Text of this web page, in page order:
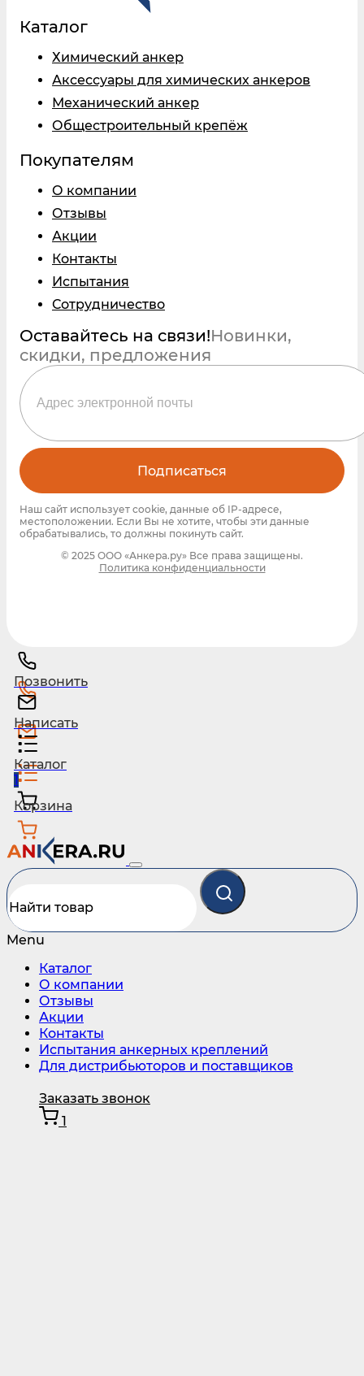
Каталог
Химический анкер
Аксессуары для химических анкеров
Механический анкер
Общестроительный крепёж
Покупателям
О компании
Отзывы
Акции
Контакты
Испытания
Сотрудничество
Оставайтесь на связи!Новинки,
скидки, предложения
Подписаться
Наш сайт использует cookie, данные об IP-адресе,
местоположении. Если Вы не хотите, чтобы эти данные
обрабатывались, то должны покинуть сайт.
© 2025 ООО «Анкера.ру» Все права защищены.
Политика конфиденциальности
Позвонить
Написать
Каталог
1
Корзина
Menu
Каталог
О компании
Отзывы
Акции
Контакты
Испытания анкерных креплений
Для дистрибьюторов и поставщиков
Заказать звонок
1